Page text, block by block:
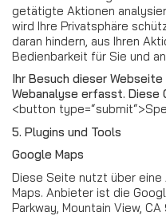
getätigte Aktionen
wird Ihre Privatsphäre
daran hindern, aus Ihren
Bedienbarkeit für Sie und
Ihr Besuch dieser
Webanalyse erfasst. Diese
<button
5. Plugins und Tools
Google Maps
Diese Seite nutzt über eine
Maps. Anbieter ist die
Parkway, Mountain View,